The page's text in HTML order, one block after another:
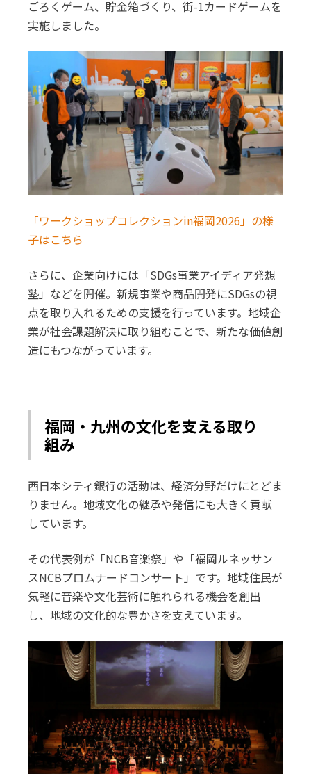
ごろくゲーム、貯金箱づくり、街-1カードゲームを
実施しました。
「ワークショップコレクションin福岡2026」の様
子はこちら
さらに、企業向けには「SDGs事業アイディア発想
塾」などを開催。新規事業や商品開発にSDGsの視
点を取り入れるための支援を行っています。地域企
業が社会課題解決に取り組むことで、新たな価値創
造にもつながっています。
福岡・九州の文化を支える取り
組み
西日本シティ銀行の活動は、経済分野だけにとどま
りません。地域文化の継承や発信にも大きく貢献
しています。
その代表例が「NCB音楽祭」や「福岡ルネッサン
スNCBプロムナードコンサート」です。地域住民が
気軽に音楽や文化芸術に触れられる機会を創出
し、地域の文化的な豊かさを支えています。